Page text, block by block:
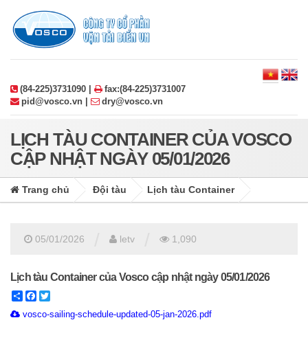
(84-225)3731090 |
fax:(84-225)3731007
pid@vosco.vn |
dry@vosco.vn
LỊCH TÀU CONTAINER CỦA VOSCO
CẬP NHẬT NGÀY 05/01/2026
Trang chủ Đội tàu Lịch tàu Container
05/01/2026 letv 1,090
Lịch tàu Container của Vosco cập nhật ngày 05/01/2026
ShareFacebook
vosco-sailing-schedule-updated-05-jan-2026.pdf